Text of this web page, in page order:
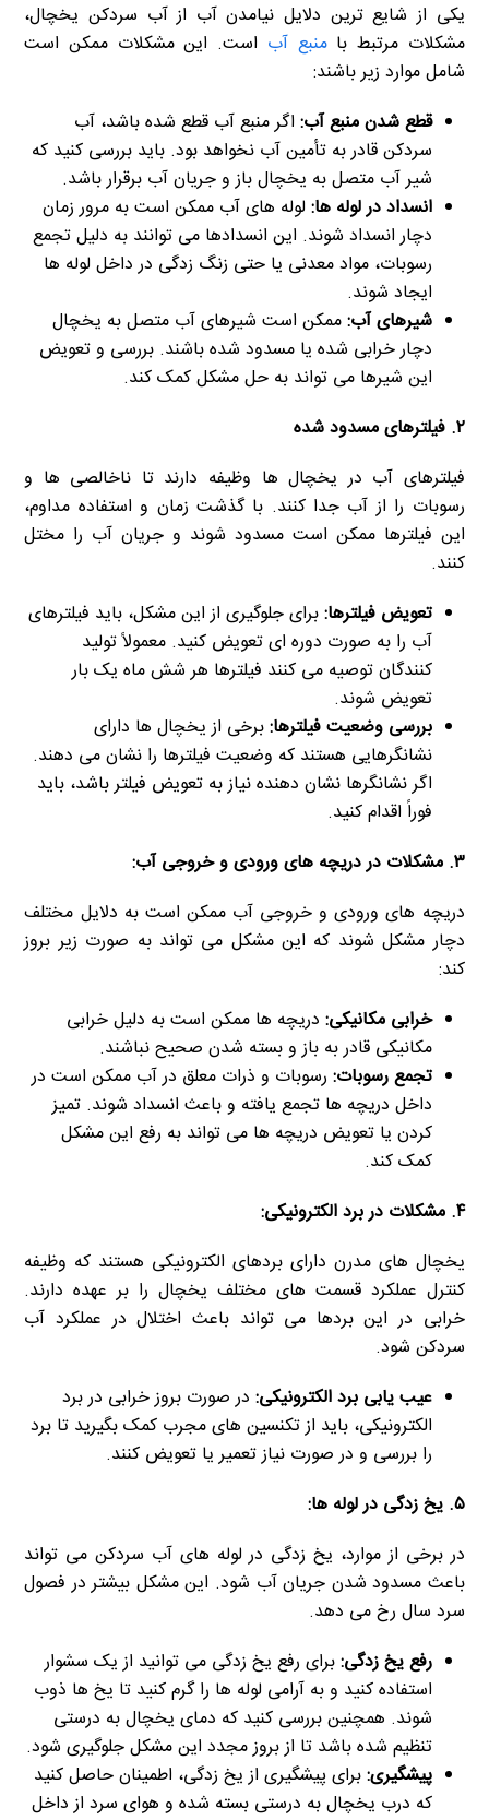
یکی از شایع ترین دلایل نیامدن آب از آب سردکن یخچال،
مشکلات مرتبط بامنبع آب است. این مشکلات ممکن است
شامل موارد زیر باشند:
قطع شدن منبع آب: اگر منبع آب قطع شده باشد، آب
سردکن قادر به تأمین آب نخواهد بود. باید بررسی کنید که
شیر آب متصل به یخچال باز و جریان آب برقرار باشد.
انسداد در لوله ها:لوله های آب ممکن است به مرور زمان
دچار انسداد شوند. این انسدادها می توانند به دلیل تجمع
رسوبات، مواد معدنی یا حتی زنگ زدگی در داخل لوله ها
ایجاد شوند.
شیرهای آب:ممکن است شیرهای آب متصل به یخچال
دچار خرابی شده یا مسدود شده باشند. بررسی و تعویض
این شیرها می تواند به حل مشکل کمک کند.
۲. فیلترهای مسدود شده
فیلترهای آب در یخچال ها وظیفه دارند تا ناخالصی ها و
رسوبات را از آب جدا کنند. با گذشت زمان و استفاده مداوم،
این فیلترها ممکن است مسدود شوند و جریان آب را مختل
کنند.
تعویض فیلترها:برای جلوگیری از این مشکل، باید فیلترهای
آب را به صورت دوره ای تعویض کنید. معمولاً تولید
کنندگان توصیه می کنند فیلترها هر شش ماه یک بار
تعویض شوند.
بررسی وضعیت فیلترها:برخی از یخچال ها دارای
نشانگرهایی هستند که وضعیت فیلترها را نشان می دهند.
اگر نشانگرها نشان دهنده نیاز به تعویض فیلتر باشد، باید
فوراً اقدام کنید.
۳. مشکلات در دریچه های ورودی و خروجی آب:
دریچه های ورودی و خروجی آب ممکن است به دلایل مختلف
دچار مشکل شوند که این مشکل می تواند به صورت زیر بروز
کند:
خرابی مکانیکی: دریچه ها ممکن است به دلیل خرابی
مکانیکی قادر به باز و بسته شدن صحیح نباشند.
تجمع رسوبات: رسوبات و ذرات معلق در آب ممکن است در
داخل دریچه ها تجمع یافته و باعث انسداد شوند. تمیز
کردن یا تعویض دریچه ها می تواند به رفع این مشکل
کمک کند.
۴. مشکلات در برد الکترونیکی:
یخچال های مدرن دارای بردهای الکترونیکی هستند که وظیفه
کنترل عملکرد قسمت های مختلف یخچال را بر عهده دارند.
خرابی در این بردها می تواند باعث اختلال در عملکرد آب
سردکن شود.
عیب یابی برد الکترونیکی: در صورت بروز خرابی در برد
الکترونیکی، باید از تکنسین های مجرب کمک بگیرید تا برد
را بررسی و در صورت نیاز تعمیر یا تعویض کنند.
۵. یخ زدگی در لوله ها:
در برخی از موارد، یخ زدگی در لوله های آب سردکن می تواند
باعث مسدود شدن جریان آب شود. این مشکل بیشتر در فصول
سرد سال رخ می دهد.
رفع یخ زدگی:برای رفع یخ زدگی می توانید از یک سشوار
استفاده کنید و به آرامی لوله ها را گرم کنید تا یخ ها ذوب
شوند. همچنین بررسی کنید که دمای یخچال به درستی
تنظیم شده باشد تا از بروز مجدد این مشکل جلوگیری شود.
پیشگیری:برای پیشگیری از یخ زدگی، اطمینان حاصل کنید
که درب یخچال به درستی بسته شده و هوای سرد از داخل